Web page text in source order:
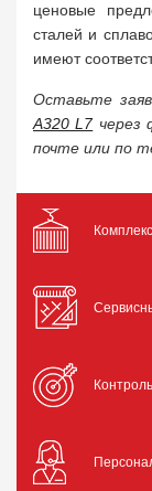
ценовые
сталей и
имеют
Оставьте
A320 L7через
почте или по